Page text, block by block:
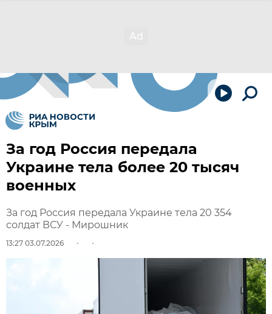
За год Россия передала
Украине тела более 20 тысяч
военных
За год Россия передала Украине тела 20 354
солдат ВСУ - Мирошник
13:27 03.07.2026